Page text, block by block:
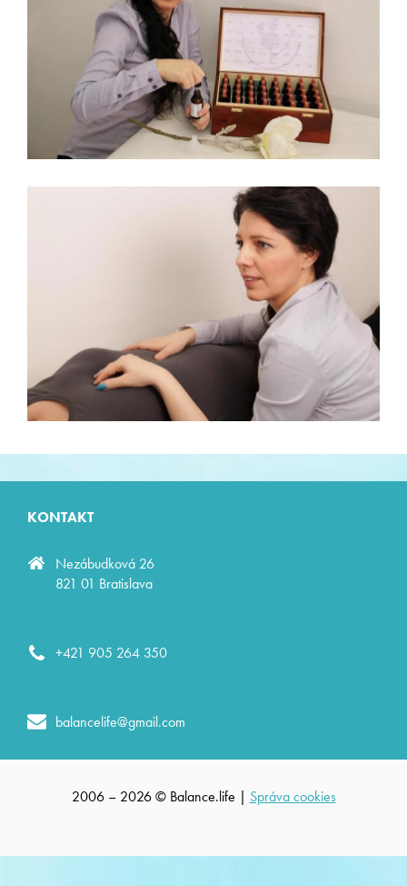
KONTAKT
Nezábudková 26
821 01 Bratislava
+421 905 264 350
balancelife@gmail.com
2006 – 2026 © Balance.life | Správa cookies